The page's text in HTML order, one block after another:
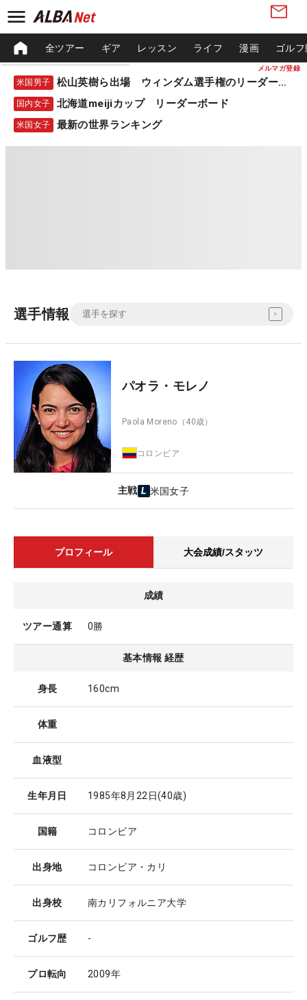
メルマガ登録
全ツアー ギア レッスン ライフ 漫画 ゴル
米国男子 松山英樹ら出場 ウィンダム選手権のリーダーボード
国内女子 北海道meijiカップ リーダーボード
米国女子 最新の世界ランキング
選手情報
パオラ・モレノ
Paola Moreno （40歳）
コロンビア
主戦 米国女子
プロフィール 大会成績/スタッツ
成績
ツアー通算 0勝
基本情報 経歴
身長 160cm
体重
血液型
生年月日 1985年8月22日(40歳)
国籍 コロンビア
出身地 コロンビア・カリ
出身校 南カリフォルニア大学
ゴルフ歴 -
プロ転向 2009年